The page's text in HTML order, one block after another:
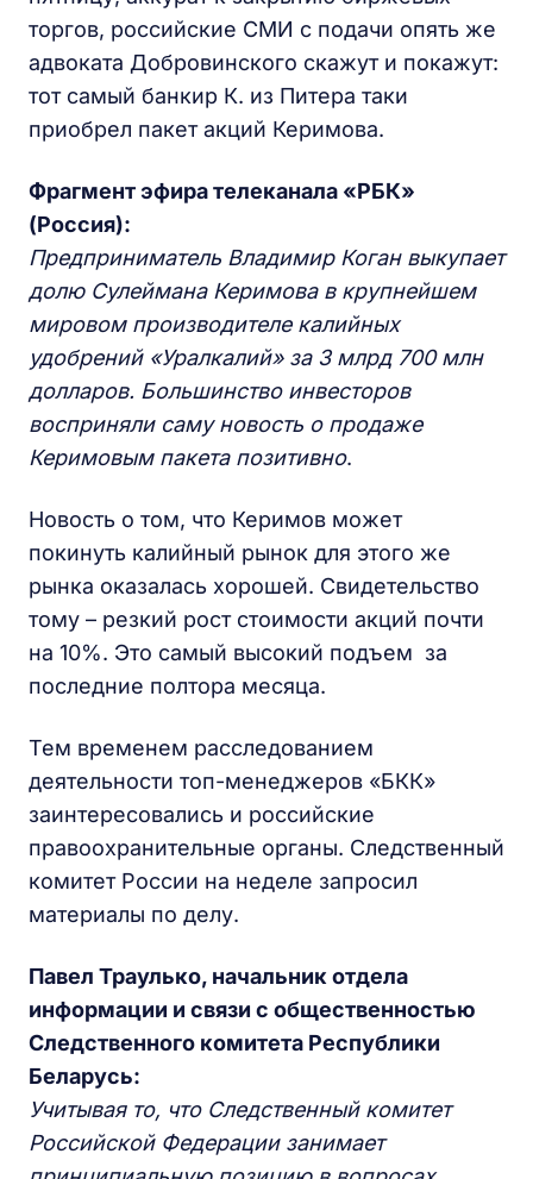
торгов, российские СМИ с подачи опять же
адвоката Добровинского скажут и покажут:
тот самый банкир К. из Питера таки
приобрел пакет акций Керимова.
Фрагмент эфира телеканала «РБК»
(Россия):
Предприниматель Владимир Коган выкупает
долю Сулеймана Керимова в крупнейшем
мировом производителе калийных
удобрений «Уралкалий» за 3 млрд 700 млн
долларов. Большинство инвесторов
восприняли саму новость о продаже
Керимовым пакета позитивно.
Новость о том, что Керимов может
покинуть калийный рынок для этого же
рынка оказалась хорошей. Свидетельство
тому – резкий рост стоимости акций почти
на 10%. Это самый высокий подъем за
последние полтора месяца.
Тем временем расследованием
деятельности топ-менеджеров «БКК»
заинтересовались и российские
правоохранительные органы. Следственный
комитет России на неделе запросил
материалы по делу.
Павел Траулько, начальник отдела
информации и связи с общественностью
Следственного комитета Республики
Беларусь:
Учитывая то, что Следственный комитет
Российской Федерации занимает